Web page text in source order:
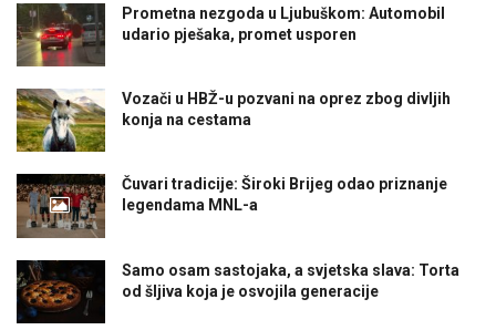
Prometna nezgoda u Ljubuškom: Automobil
udario pješaka, promet usporen
Vozači u HBŽ-u pozvani na oprez zbog divljih
konja na cestama
Čuvari tradicije: Široki Brijeg odao priznanje
legendama MNL-a
Samo osam sastojaka, a svjetska slava: Torta
od šljiva koja je osvojila generacije